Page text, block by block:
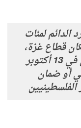
الدائم لمئات
قطاع غزة،
فالدعوة التي أطلقتها إسرائيل في 13 أكتوبر
أو ضمان
الفلسطينيين